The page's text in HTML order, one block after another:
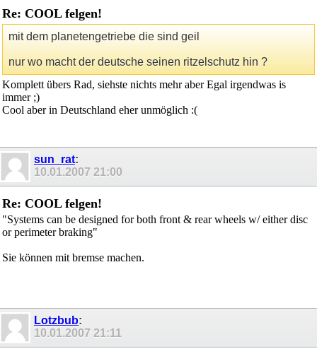
Re: COOL felgen!
mit dem planetengetriebe die sind geil
nur wo macht der deutsche seinen ritzelschutz hin ?
Komplett übers Rad, siehste nichts mehr aber Egal irgendwas is
immer ;)
Cool aber in Deutschland eher unmöglich :(
sun_rat:
10.01.2007 21:00
Re: COOL felgen!
"Systems can be designed for both front & rear wheels w/ either disc
or perimeter braking"
Sie können mit bremse machen.
Lotzbub:
10.01.2007 21:11